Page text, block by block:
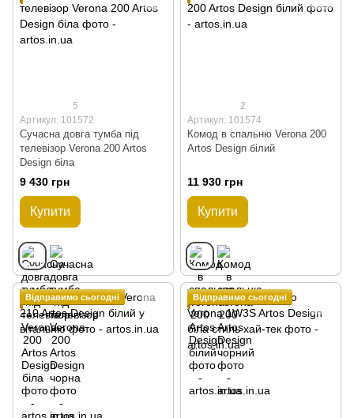
5
Артикул: 101572
Сучасна довга тумба під
телевізор Verona 200 Artos
Design біла
9 430 грн
Купити
2
Артикул: 101574
Комод в спальню Verona 200
Artos Design білий
11 930 грн
Купити
Відправимо сьогодні Відправимо сьогодні